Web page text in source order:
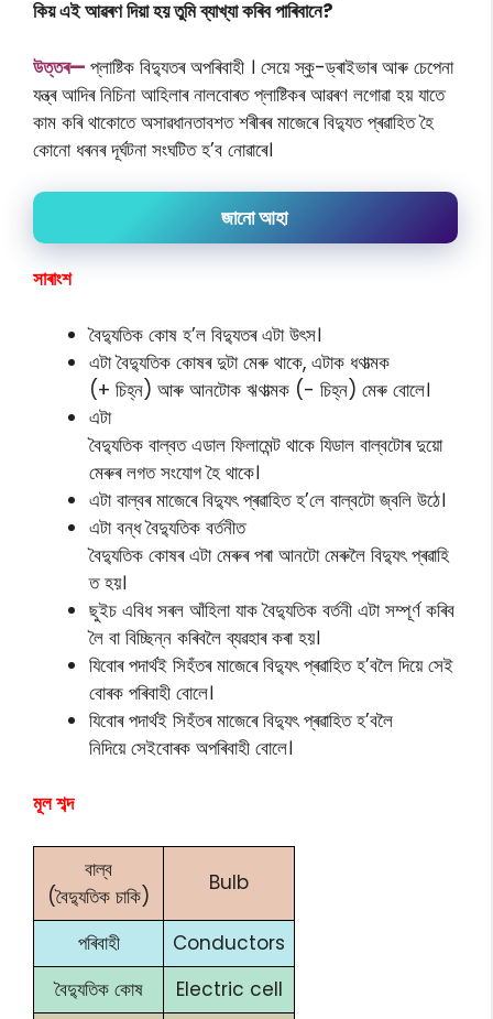
কিয় এই আৱৰণ দিয়া হয় তুমি ব্যাখ্যা কৰিব পাৰিবানে?
উত্তৰ— প্লাষ্টিক বিদ্যুতৰ অপৰিবাহী । সেয়ে স্কু-ড্ৰাইভাৰ আৰু চেপেনা
যন্ত্ৰ আদিৰ নিচিনা আহিলাৰ নালবোৰত প্লাষ্টিকৰ আৱৰণ লগোৱা হয় যাতে
কাম কৰি থাকোতে অসাৱধানতাবশত শৰীৰৰ মাজেৰে বিদ্যুত প্ৰৱাহিত হৈ
কোনো ধৰনৰ দূৰ্ঘটনা সংঘটিত হ’ব নোৱাৰে।
জানো আহা
সাৰাংশ
বৈদ্যুতিক কোষ হ’ল বিদ্যুতৰ এটা উৎস।
এটা বৈদ্যুতিক কোষৰ দুটা মেৰু থাকে, এটাক ধণাত্মক
(+ চিহ্ন) আৰু আনটোক ঋণাত্মক (- চিহ্ন) মেৰু বোলে।
এটা
বৈদ্যুতিক বাল্বত এডাল ফিলামেন্ট থাকে যিডাল বাল্বটোৰ দুয়ো
মেৰুৰ লগত সংযোগ হৈ থাকে।
এটা বাল্বৰ মাজেৰে বিদ্যুৎ প্ৰৱাহিত হ’লে বাল্বটো জ্বলি উঠে।
এটা বন্ধ বৈদ্যুতিক বৰ্তনীত
বৈদ্যুতিক কোষৰ এটা মেৰুৰ পৰা আনটো মেৰুলৈ বিদ্যুৎ প্ৰৱাহি
ত হয়।
ছুইচ এবিধ সৰল আঁহিলা যাক বৈদ্যুতিক বৰ্তনী এটা সম্পূৰ্ণ কৰিব
লৈ বা বিচ্ছিন্ন কৰিবলৈ ব্যৱহাৰ কৰা হয়।
যিবোৰ পদাৰ্থই সিহঁতৰ মাজেৰে বিদ্যুৎ প্ৰৱাহিত হ’বলৈ দিয়ে সেই
বোৰক পৰিবাহী বোলে।
যিবোৰ পদাৰ্থই সিহঁতৰ মাজেৰে বিদ্যুৎ প্ৰৱাহিত হ’বলৈ
নিদিয়ে সেইবোৰক অপৰিবাহী বোলে।
মূল শব্দ
বাল্ব
(বৈদ্যুতিক চাকি)
Bulb
পৰিবাহী
Conductors
বৈদ্যুতিক কোষ
Electric cell